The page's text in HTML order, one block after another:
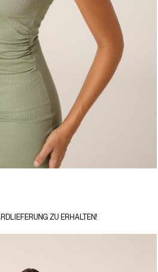
ZU ERHALTEN!